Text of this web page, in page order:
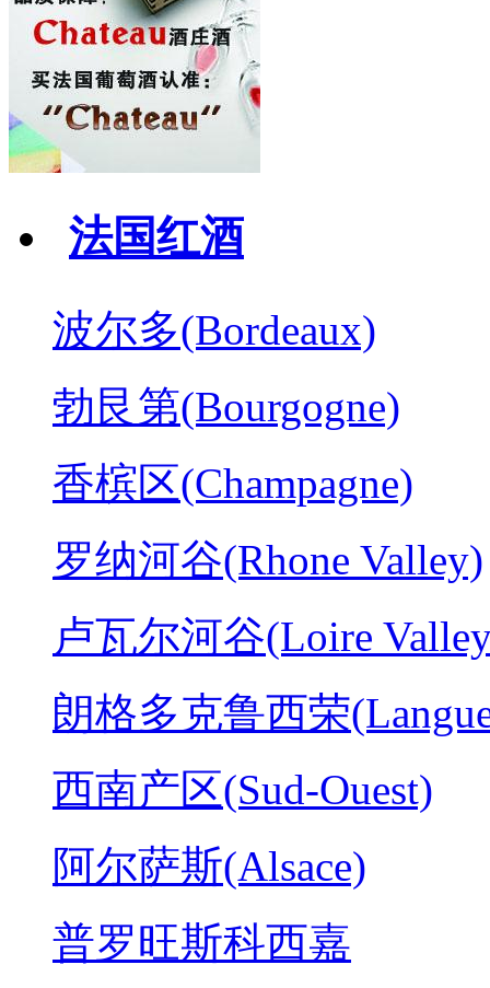
法国红酒
波尔多(Bordeaux)
勃艮第(Bourgogne)
香槟区(Champagne)
罗纳河谷(Rhone Valley)
卢瓦尔河谷(Loire
朗格多克鲁西荣
西南产区(Sud-Ouest)
阿尔萨斯(Alsace)
普罗旺斯科西嘉